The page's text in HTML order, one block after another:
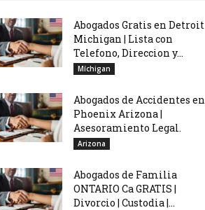
Abogados Gratis en Detroit
Michigan | Lista con
Telefono, Direccion y...
Míchigan
Abogados de Accidentes en
Phoenix Arizona |
Asesoramiento Legal.
Arizona
Abogados de Familia
ONTARIO Ca GRATIS |
Divorcio | Custodia |...